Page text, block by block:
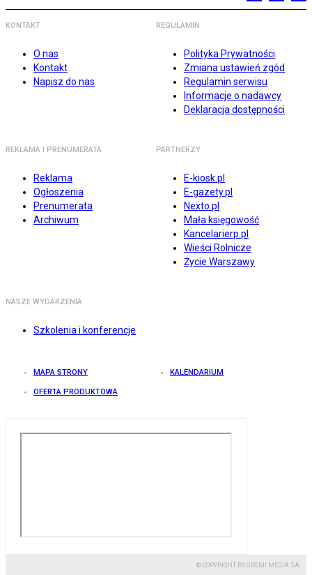
KONTAKT
O nas
Kontakt
Napisz do nas
REGULAMIN
Polityka Prywatności
Zmiana ustawień zgód
Regulamin serwisu
Informacje o nadawcy
Deklaracja dostępności
REKLAMA I PRENUMERATA
Reklama
Ogłoszenia
Prenumerata
Archiwum
PARTNERZY
E-kiosk.pl
E-gazety.pl
Nexto.pl
Mała księgowość
Kancelarierp.pl
Wieści Rolnicze
Życie Warszawy
NASZE WYDARZENIA
Szkolenia i konferencje
MAPA STRONY KALENDARIUM
OFERTA PRODUKTOWA
© COPYRIGHT BY GREMI MEDIA SA